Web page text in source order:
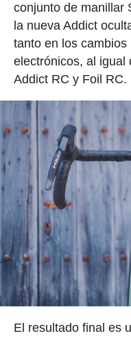
conjunto de manillar
la nueva Addict
tanto en los
electrónicos, al igual
Addict RC y Foil RC.
El resultado final es